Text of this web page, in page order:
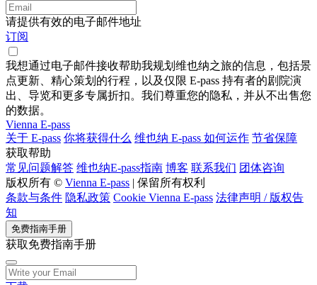
请提供有效的电子邮件地址
订阅
我想通过电子邮件接收帮助我规划维也纳之旅的信息，包括景
点更新、精心策划的行程，以及仅限 E-pass 持有者的剧院演
出、导览和更多专属折扣。我们尊重您的隐私，并从不出售您
的数据。
Vienna E-pass
关于 E-pass 你将获得什么 维也纳 E-pass 如何运作 节省保障
获取帮助
常见问题解答 维也纳E-pass指南 博客 联系我们 团体咨询
版权所有 © Vienna E-pass | 保留所有权利
条款与条件 隐私政策 Cookie Vienna E-pass 法律声明 / 版权告
知
免费指南手册
获取免费指南手册